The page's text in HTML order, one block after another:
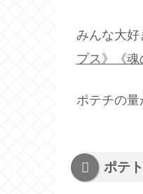
みんな大
プス》《魂
ポテチの
ポテ